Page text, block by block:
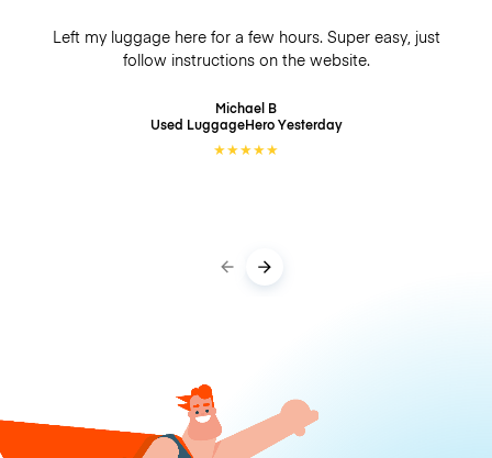
Left my luggage here for a few hours. Super easy, just
follow instructions on the website.
Michael B
Used LuggageHeroYesterday
★★★★★